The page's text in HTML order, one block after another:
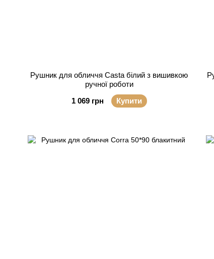
Рушник для обличчя Сasta білий з вишивкою
ручної роботи
1 069 грн
Купити